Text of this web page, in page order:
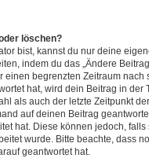
löschen?
bist, kannst du nur deine
indem du das „Ändere
einen begrenzten Zeitraum
hat, wird dein Beitrag in der
als auch der letzte Zeitpunkt
auf deinen Beitrag
hat. Diese können jedoch,
wurde. Bitte beachte, dass
geantwortet hat.